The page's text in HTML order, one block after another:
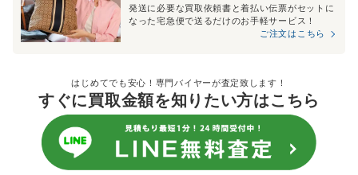
発送に必要な買取依頼書と着払い伝票がセットに
なった宅急便で送るだけのお手軽サービス！
ご注文はこちら
はじめてでも安心！専門バイヤーが査定致します！
すぐに買取金額を知りたい方はこちら